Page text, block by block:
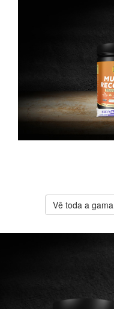
Vê toda a gama